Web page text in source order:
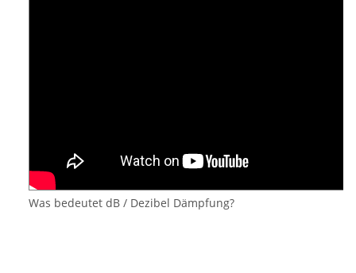
Was bedeutet dB / Dezibel Dämpfung?